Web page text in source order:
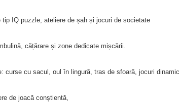
tip IQ puzzle, ateliere de șah și jocuri de societate
cățărare și zone dedicate mișcării.
cu sacul, oul în lingură, tras de sfoară, jocuri
de joacă conștientă,